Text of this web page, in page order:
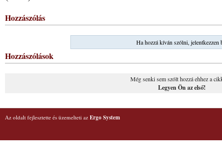
Hozzászólás
Ha hozzá kíván szólni, jelentkezzen
Hozzászólások
Még senki sem szólt hozzá ehhez a
Legyen Ön az első!
Az oldalt fejlesztette és üzemelteti az Ergo System